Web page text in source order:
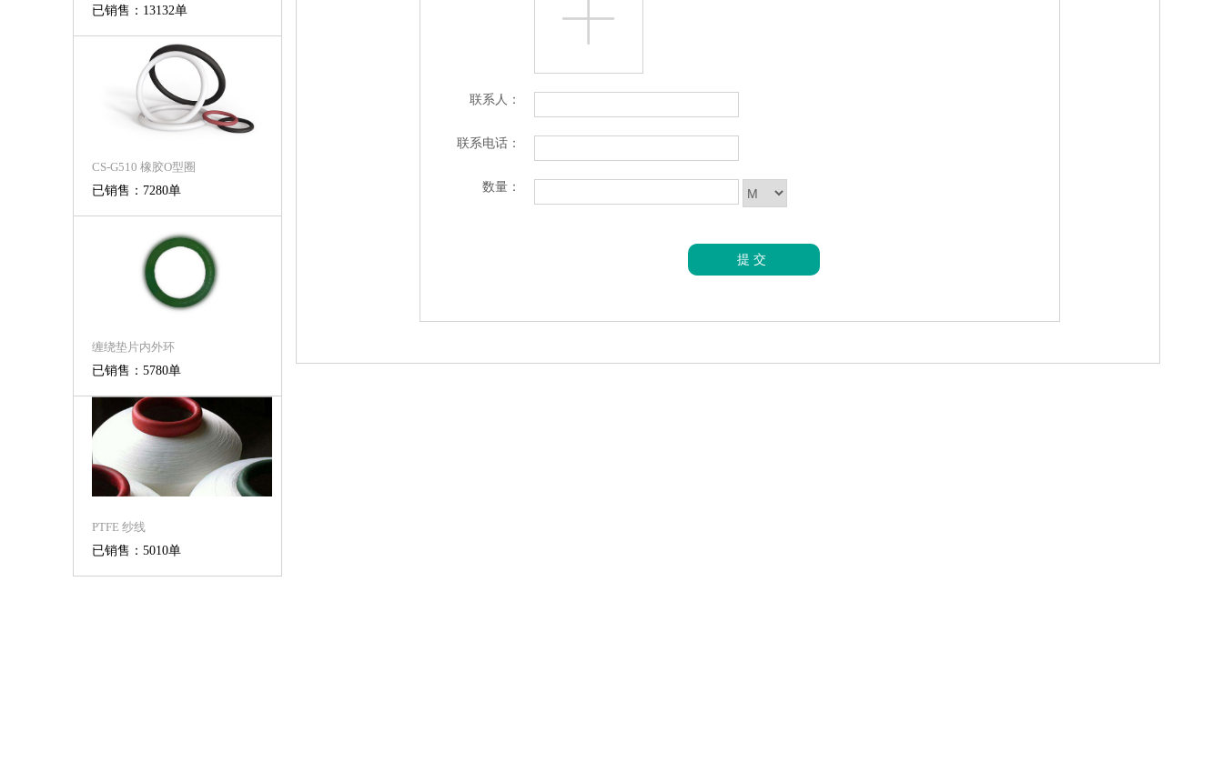
已销售：13132单
CS-G510 橡胶O型圈
已销售：7280单
缠绕垫片内外环
已销售：5780单
PTFE 纱线
已销售：5010单
联系人：
联系电话：
数量：
提交